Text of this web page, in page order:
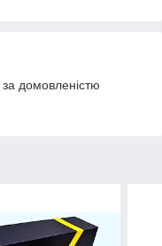
домовленістю